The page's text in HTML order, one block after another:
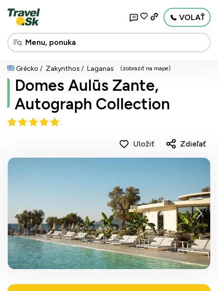
AI VOLAŤ
Grécko Zakynthos Laganas (zobraziť na mape)
Domes Aulūs Zante,
Autograph Collection
Uložiť Zdieľať